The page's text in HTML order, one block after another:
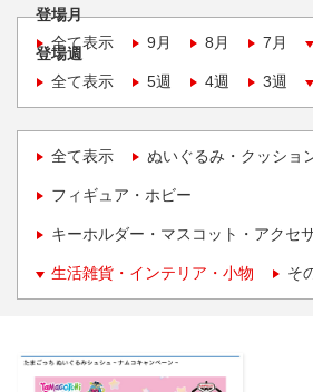
登場月
全て表示
9月 8月 7月
登場週
全て表示
5週 4週 3週
全て表示 ぬいぐるみ・クッショ
フィギュア・ホビー
キーホルダー・マスコット・アクセ
生活雑貨・インテリア・小物 そ